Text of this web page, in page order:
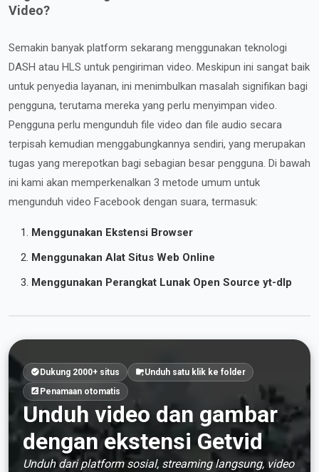
Video?
Semakin banyak platform sekarang menggunakan teknologi
DASH atau HLS untuk pengiriman video. Meskipun ini sangat baik
untuk penyedia layanan, ini menimbulkan masalah signifikan bagi
pengguna, terutama mereka yang perlu menyimpan video.
Pengguna perlu mengunduh file video dan file audio secara
terpisah kemudian menggabungkannya sendiri, yang merupakan
tugas yang merepotkan bagi sebagian besar pengguna. Di bawah
ini kami akan memperkenalkan 3 metode umum untuk
mengunduh video Facebook dengan suara, termasuk:
Menggunakan Ekstensi Browser
Menggunakan Alat Situs Web Online
Menggunakan Perangkat Lunak Open Source yt-dlp
Dukung 2000+ situs
Unduh satu klik ke folder
Penamaan otomatis
Unduh video dan gambar
dengan ekstensi Getvid
Unduh dari platform sosial, streaming langsung, video